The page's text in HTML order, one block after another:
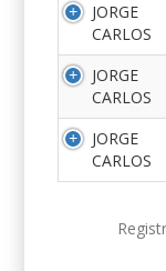
JORGE
CARLOS
JORGE
CARLOS
JORGE
CARLOS